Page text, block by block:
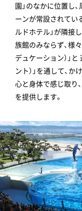
園」のなかに位置し
ーンが常設されてい
ルドホテル」が隣接
族館のみならず、様
デュケーション）」
ント）」を通して、
心と身体で感じ取り
を提供します。